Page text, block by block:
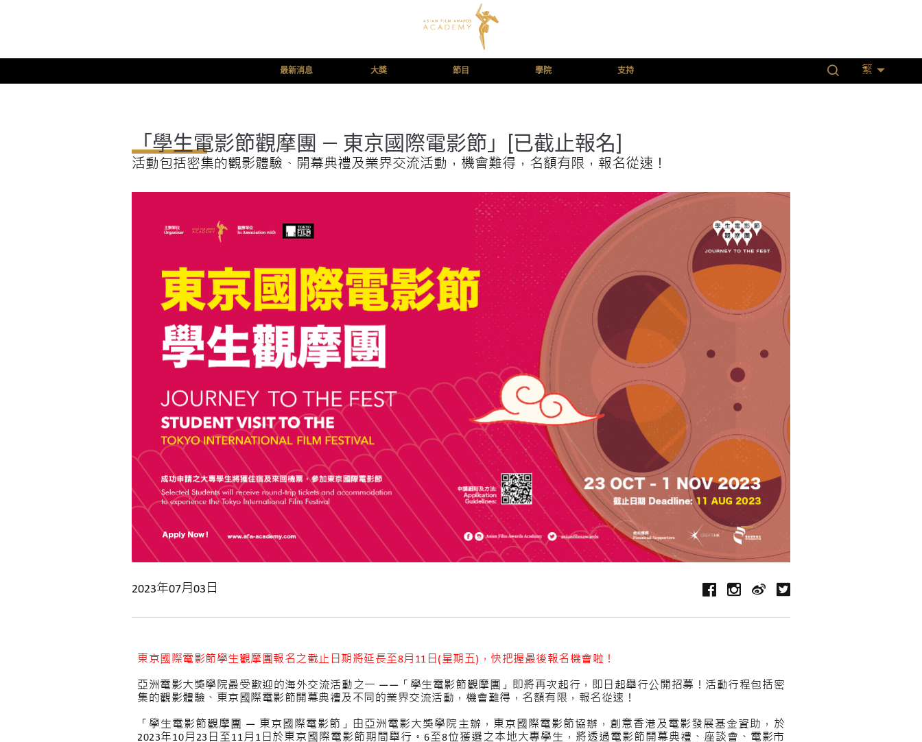
最新消息 大獎 節目 學院 支持 繁
「學生電影節觀摩團 — 東京國際電影節」[已截止報名]
活動包括密集的觀影體驗、開幕典禮及業界交流活動，機會難得，名額有限，報名從速！
2023年07月03日
東京國際電影節學生觀摩團報名之截止日期將延長至8月11日(星期五)，快把握最後報名機會啦！
亞洲電影大獎學院最受歡迎的海外交流活動之一 ——「學生電影節觀摩團」即將再次起行，即日起舉行公開招募！活動行程包括密
集的觀影體驗、東京國際電影節開幕典禮及不同的業界交流活動，機會難得，名額有限，報名從速！
「學生電影節觀摩團 — 東京國際電影節」由亞洲電影大獎學院主辦，東京國際電影節協辦，創意香港及電影發展基金資助，於
2023年10月23日至11月1日於東京國際電影節期間舉行。6至8位獲選之本地大專學生，將透過電影節開幕典禮、座談會、電影市